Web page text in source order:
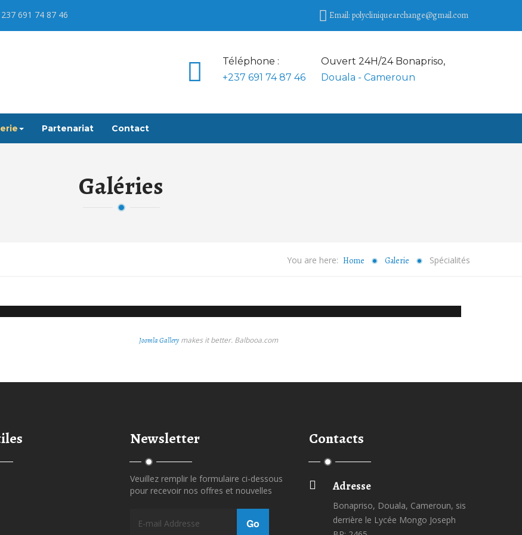
691 74 87 46 Email: polycliniquearchange@gmail.com
Ouvert 24H/24 Bonapriso,
Douala - Cameroun
Téléphone :
+237 691 74 87 46
Partenariat Contact
Galéries
You are here: Home Galerie Spécialités
Joomla Gallerymakes it better. Balbooa.com
Newsletter
Veuillez remplir le formulaire ci-dessous
pour recevoir nos offres et nouvelles
Go
Contacts
Adresse
Bonapriso, Douala, Cameroun, sis
derrière le Lycée Mongo Joseph